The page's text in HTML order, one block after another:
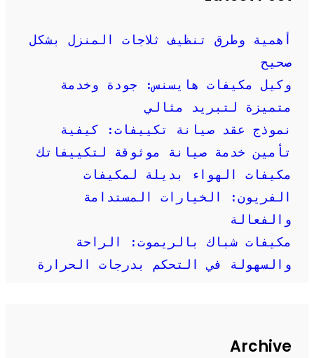
أهمية وطرق تنظيف ثلاجات المنزل بشكل
صحيح
وكيل مكيفات هايسنس: جودة وخدمة
متميزة لتبريد مثالي
نموذج عقد صيانة تكييفات: كيفية
تأمين خدمة صيانة موثوقة لتكييفاتك
مكيفات الهواء بديلة لمكيفات
الفريون: الخيارات المستدامة
والفعالة
مكيفات شباك بالريموت: الراحة
والسهولة في التحكم بدرجات الحرارة
Archive